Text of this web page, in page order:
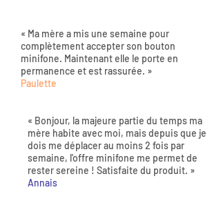
« Ma mère a mis une semaine pour
complètement accepter son bouton
minifone. Maintenant elle le porte en
permanence et est rassurée. »
Paulette
« Bonjour, la majeure partie du temps ma
mère habite avec moi, mais depuis que je
dois me déplacer au moins 2 fois par
semaine, l'offre minifone me permet de
rester sereine ! Satisfaite du produit. »
Annais